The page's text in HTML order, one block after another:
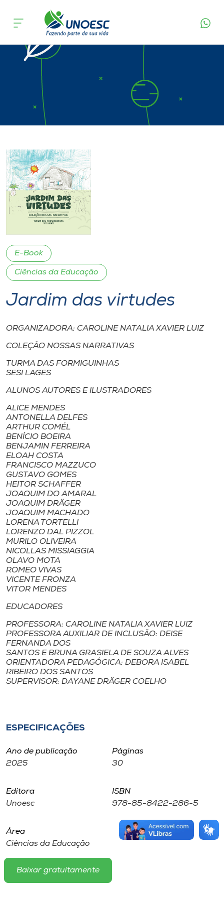
Cursos
Onde estamos
Atendimento ao Estudante
A
Unoesc
Internacionalização
I.nova
Diplomados
Cultura
Biblioteca
Editora
Rádio
Museu
Unoesc
Store
Selecione
o idioma
A-
E-Book
Ciências da Educação
Jardim das virtudes
ORGANIZADORA: CAROLINE NATALIA XAVIER LUIZ
COLEÇÃO NOSSAS NARRATIVAS
TURMA DAS FORMIGUINHAS
SESI LAGES
ALUNOS AUTORES E ILUSTRADORES
ALICE MENDES
ANTONELLA DELFES
ARTHUR COMÉL
BENÍCIO BOEIRA
BENJAMIN FERREIRA
ELOAH COSTA
FRANCISCO MAZZUCO
GUSTAVO GOMES
HEITOR SCHAFFER
JOAQUIM DO AMARAL
JOAQUIM DRÄGER
JOAQUIM MACHADO
LORENA TORTELLI
LORENZO DAL PIZZOL
MURILO OLIVEIRA
NICOLLAS MISSIAGGIA
OLAVO MOTA
ROMEO VIVAS
VICENTE FRONZA
VITOR MENDES
EDUCADORES
PROFESSORA: CAROLINE NATALIA XAVIER LUIZ
PROFESSORA AUXILIAR DE INCLUSÃO: DEISE
FERNANDA DOS
SANTOS E BRUNA GRASIELA DE SOUZA ALVES
ORIENTADORA PEDAGÓGICA: DEBORA ISABEL
RIBEIRO DOS SANTOS
SUPERVISOR: DAYANE DRÄGER COELHO
ESPECIFICAÇÕES
Ano de publicação
2025
Páginas
30
Editora
Unoesc
ISBN
978-85-8422-286-5
Área
Ciências da Educação
Baixar gratuitamente